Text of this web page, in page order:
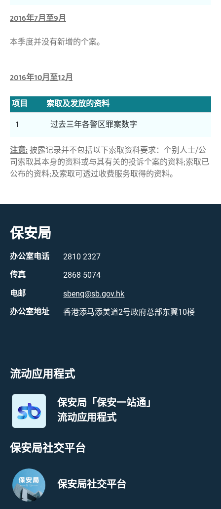
2016年7月至9月
本季度并没有新增的个案。
2016年10月至12月
项目
索取及发放的资料
1
过去三年各警区罪案数字
注意:披露记录并不包括以下索取资料要求：个别人士/公
司索取其本身的资料或与其有关的投诉个案的资料;索取已
公布的资料;及索取可透过收费服务取得的资料。
保安局
办公室电话 2810 2327
传真 2868 5074
电邮 sbenq@sb.gov.hk
办公室地址 香港添马添美道2号政府总部东翼10楼
流动应用程式
保安局「保安一站通」
流动应用程式
保安局社交平台
保安局社交平台